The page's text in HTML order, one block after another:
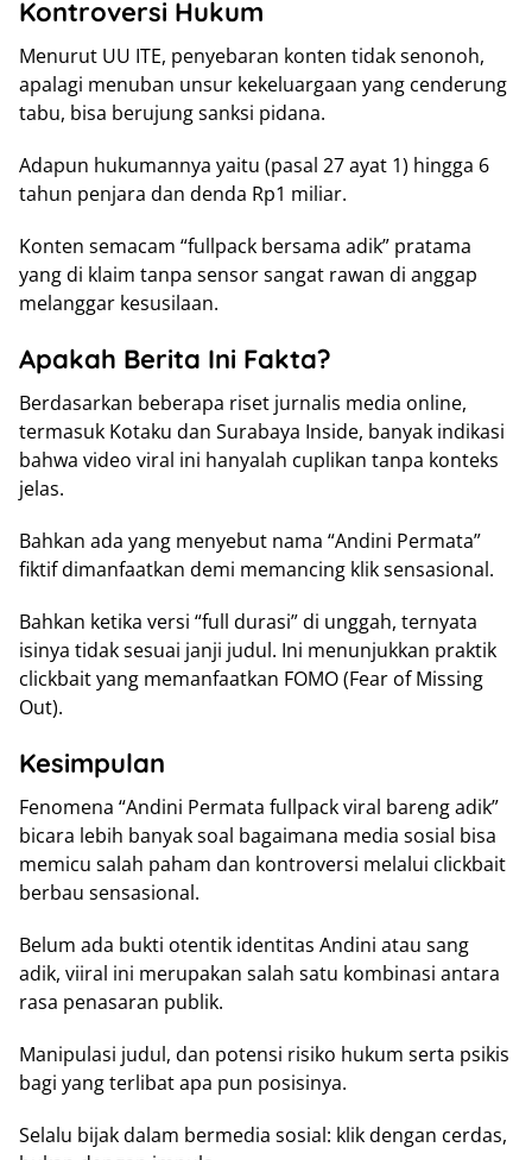
Kontroversi Hukum
Menurut UU ITE, penyebaran konten tidak senonoh,
apalagi menuban unsur kekeluargaan yang cenderung
tabu, bisa berujung sanksi pidana.
Adapun hukumannya yaitu (pasal 27 ayat 1) hingga 6
tahun penjara dan denda Rp1 miliar.
Konten semacam “fullpack bersama adik” pratama
yang di klaim tanpa sensor sangat rawan di anggap
melanggar kesusilaan.
Apakah Berita Ini Fakta?
Berdasarkan beberapa riset jurnalis media online,
termasuk Kotaku dan Surabaya Inside, banyak indikasi
bahwa video viral ini hanyalah cuplikan tanpa konteks
jelas.
Bahkan ada yang menyebut nama “Andini Permata”
fiktif dimanfaatkan demi memancing klik sensasional.
Bahkan ketika versi “full durasi” di unggah, ternyata
isinya tidak sesuai janji judul. Ini menunjukkan praktik
clickbait yang memanfaatkan FOMO (Fear of Missing
Out).
Kesimpulan
Fenomena “Andini Permata fullpack viral bareng adik”
bicara lebih banyak soal bagaimana media sosial bisa
memicu salah paham dan kontroversi melalui clickbait
berbau sensasional.
Belum ada bukti otentik identitas Andini atau sang
adik, viiral ini merupakan salah satu kombinasi antara
rasa penasaran publik.
Manipulasi judul, dan potensi risiko hukum serta psikis
bagi yang terlibat apa pun posisinya.
Selalu bijak dalam bermedia sosial: klik dengan cerdas,